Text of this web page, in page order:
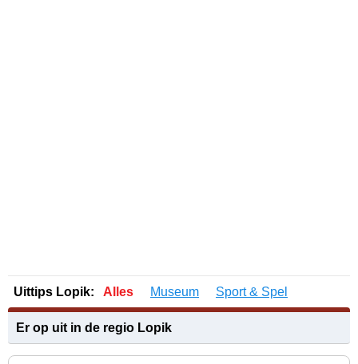
Uittips Lopik: Alles Museum Sport & Spel
Er op uit in de regio Lopik